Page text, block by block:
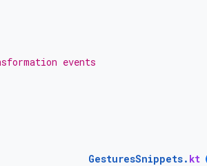
events
GesturesSnippets. kt